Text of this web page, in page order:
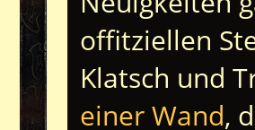
offitziellen
Klatsch und
einer Wand,